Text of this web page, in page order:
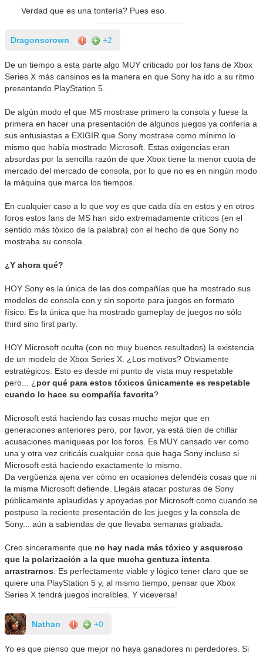
Verdad que es una tontería? Pues eso.
Dragonscrown +2
De un tiempo a esta parte algo MUY criticado por los fans de Xbox
Series X más cansinos es la manera en que Sony ha ido a su ritmo
presentando PlayStation 5.
De algún modo el que MS mostrase primero la consola y fuese la
primera en hacer una presentación de algunos juegos ya confería a
sus entusiastas a EXIGIR que Sony mostrase como mínimo lo
mismo que había mostrado Microsoft. Estas exigencias eran
absurdas por la sencilla razón de que Xbox tiene la menor cuota de
mercado del mercado de consola, por lo que no es en ningún modo
la máquina que marca los tiempos.
En cualquier caso a lo que voy es que cada día en estos y en otros
foros estos fans de MS han sido extremadamente críticos (en el
sentido más tóxico de la palabra) con el hecho de que Sony no
mostraba su consola.
¿Y ahora qué?
HOY Sony es la única de las dos compañías que ha mostrado sus
modelos de consola con y sin soporte para juegos en formato
físico. Es la única que ha mostrado gameplay de juegos no sólo
third sino first party.
HOY Microsoft oculta (con no muy buenos resultados) la existencia
de un modelo de Xbox Series X. ¿Los motivos? Obviamente
estratégicos. Esto es desde mi punto de vista muy respetable
pero... ¿ por qué para estos tóxicos únicamente es respetable
cuando lo hace su compañía favorita?
Microsoft está haciendo las cosas mucho mejor que en
generaciones anteriores pero, por favor, ya está bien de chillar
acusaciones maniqueas por los foros. Es MUY cansado ver como
una y otra vez criticáis cualquier cosa que haga Sony incluso si
Microsoft está haciendo exactamente lo mismo.
Da vergüenza ajena ver cómo en ocasiones defendéis cosas que ni
la misma Microsoft defiende. Llegáis atacar posturas de Sony
públicamente aplaudidas y apoyadas por Microsoft como cuando se
postpuso la reciente presentación de los juegos y la consola de
Sony... aún a sabiendas de que llevaba semanas grabada.
Creo sinceramente que no hay nada más tóxico y asqueroso
que la polarización a la que mucha gentuza intenta
arrastrarnos . Es perfectamente viable y lógico tener claro que se
quiere una PlayStation 5 y, al mismo tiempo, pensar que Xbox
Series X tendrá juegos increíbles. Y viceversa!
Nathan +0
Yo es que pienso que mejor no haya ganadores ni perdedores. Si